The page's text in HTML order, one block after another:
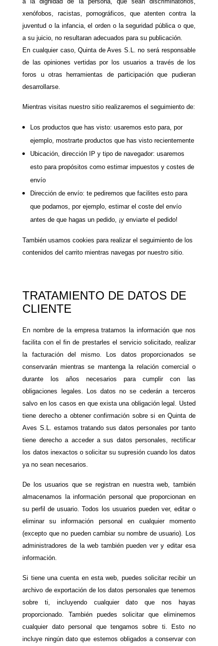
xenófobos, racistas, pornográficos, que atenten contra la
juventud o la infancia, el orden o la seguridad pública o que,
a su juicio, no resultaran adecuados para su publicación.
En cualquier caso, Quinta de Aves S.L. no será responsable
de las opiniones vertidas por los usuarios a través de los
foros u otras herramientas de participación que pudieran
desarrollarse.
Mientras visitas nuestro sitio realizaremos el seguimiento de:
Los productos que has visto: usaremos esto para, por
ejemplo, mostrarte productos que has visto recientemente
Ubicación, dirección IP y tipo de navegador: usaremos
esto para propósitos como estimar impuestos y costes de
envío
Dirección de envío: te pediremos que facilites esto para
que podamos, por ejemplo, estimar el coste del envío
antes de que hagas un pedido, ¡y enviarte el pedido!
También usamos cookies para realizar el seguimiento de los
contenidos del carrito mientras navegas por nuestro sitio.
TRATAMIENTO DE DATOS DE
CLIENTE
En nombre de la empresa tratamos la información que nos
facilita con el fin de prestarles el servicio solicitado, realizar
la facturación del mismo. Los datos proporcionados se
conservarán mientras se mantenga la relación comercial o
durante los años necesarios para cumplir con las
obligaciones legales. Los datos no se cederán a terceros
salvo en los casos en que exista una obligación legal. Usted
tiene derecho a obtener confirmación sobre si en Quinta de
Aves S.L. estamos tratando sus datos personales por tanto
tiene derecho a acceder a sus datos personales, rectificar
los datos inexactos o solicitar su supresión cuando los datos
ya no sean necesarios.
De los usuarios que se registran en nuestra web, también
almacenamos la información personal que proporcionan en
su perfil de usuario. Todos los usuarios pueden ver, editar o
eliminar su información personal en cualquier momento
(excepto que no pueden cambiar su nombre de usuario). Los
administradores de la web también pueden ver y editar esa
información.
Si tiene una cuenta en esta web, puedes solicitar recibir un
archivo de exportación de los datos personales que tenemos
sobre ti, incluyendo cualquier dato que nos hayas
proporcionado. También puedes solicitar que eliminemos
cualquier dato personal que tengamos sobre ti. Esto no
incluye ningún dato que estemos obligados a conservar con